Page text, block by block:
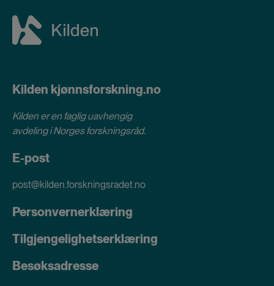
Kilden kjønnsforskning.no
Kilden er en faglig uavhengig
avdeling iNorges forskningsråd.
E-post
post@kilden.forskningsradet.no
Personvernerklæring
Tilgjengelighetserklæring
Besøksadresse